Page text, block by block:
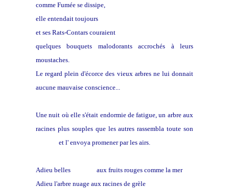
comme Fumée se dissipe,
elle entendait toujours
et ses Rats-Contars couraient
quelques bouquets malodorants accrochés à leurs
moustaches.
Le regard plein d'écorce des vieux arbres ne lui donnait
aucune mauvaise conscience...
Une nuit où elle s'était endormie de fatigue, un arbre aux
racines plus souples que les autres rassembla toute son
et l' envoya promener par les airs.
Adieu belles
aux fruits rouges comme la mer
Adieu l'arbre nuage aux racines de grèle